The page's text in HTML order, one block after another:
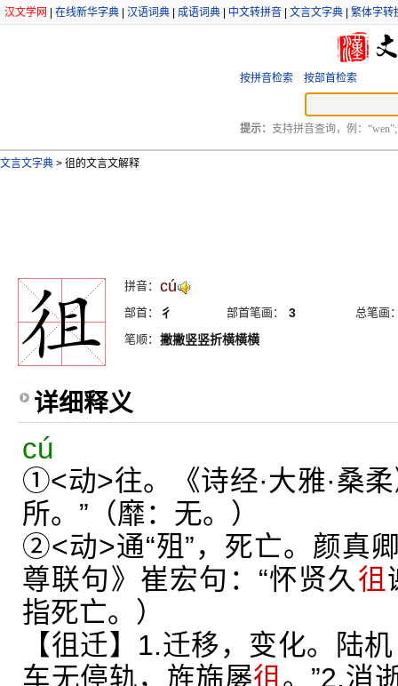
汉文学网 在线新华字典 汉语词典 成语词典 中文转拼音 文言文字典 繁体字转
按拼音检索 按部首检索
提示： 支持拼音查询，例：
文言文字典 > 徂的文言文解释
拼音： cú
部首： 彳 部首笔画： 3
总笔画
笔顺： 撇撇竖竖折横横横
详细释义
cú
①<动>往。《诗经·大雅·桑
所。”（靡：无。）
②<动>通“殂”，死亡。颜真
尊联句》崔宏句：“怀贤久 徂
指死亡。）
【徂迁】1.迁移，变化。陆
车无停轨，旌旆屡徂 。”2.消